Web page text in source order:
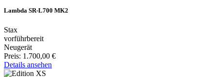
Lambda SR-L700 MK2
Stax
vorführbereit
Neugerät
Preis: 1.700,00 €
Details ansehen